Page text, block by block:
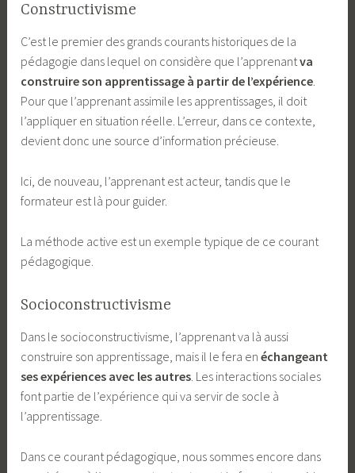
Constructivisme
C’est le premier des grands courants historiques de la
pédagogie dans lequel on considère que l’apprenantva
construire son apprentissage à partir de l’expérience.
Pour que l’apprenant assimile les apprentissages, il doit
l’appliquer en situation réelle. L’erreur, dans ce contexte,
devient donc une source d’information précieuse.
Ici, de nouveau, l’apprenant est acteur, tandis que le
formateur est là pour guider.
La méthode active est un exemple typique de ce courant
pédagogique.
Socioconstructivisme
Dans le socioconstructivisme, l’apprenant va là aussi
construire son apprentissage, mais il le fera enéchangeant
ses expériences avec les autres. Les interactions sociales
font partie de l’expérience qui va servir de socle à
l’apprentissage.
Dans ce courant pédagogique, nous sommes encore dans